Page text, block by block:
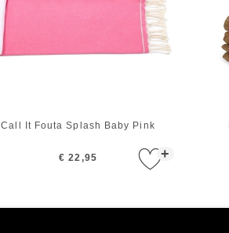
+
Call It Fouta Splash Baby Pink
€ 22,95